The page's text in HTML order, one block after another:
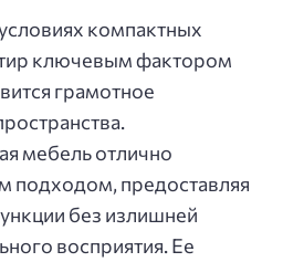
компактных
ключевым фактором
грамотное
мебель отлично
подходом, предоставляя
без излишней
восприятия. Ее